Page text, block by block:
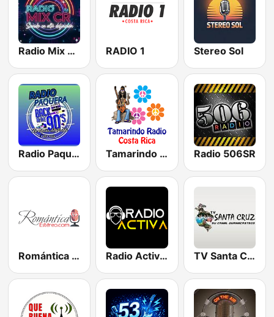
Radio Mix CR RADIO 1 Stereo Sol
Radio Paquera Tamarindo Radio - Costa Rica Radio 506SR
Romántica Estéreo Radio Activa CR TV Santa Cruz